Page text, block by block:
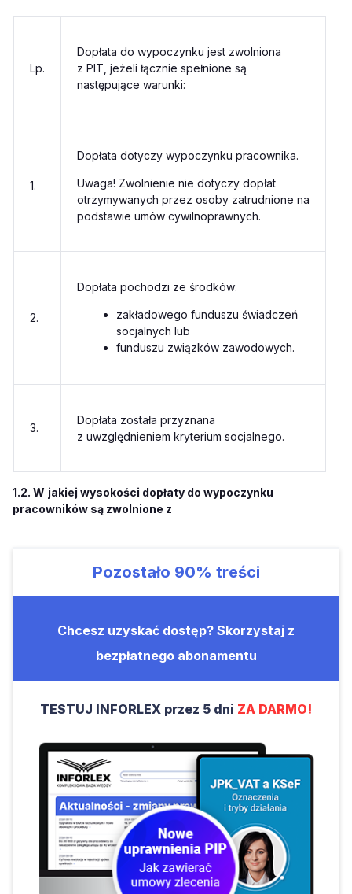
Lp.
Dopłata do wypoczynku jest zwolniona
z PIT, jeżeli łącznie spełnione są
następujące warunki:
1.
Dopłata dotyczy wypoczynku pracownika.
Uwaga! Zwolnienie nie dotyczy dopłat
otrzymywanych przez osoby zatrudnione na
podstawie umów cywilnoprawnych.
2.
Dopłata pochodzi ze środków:
zakładowego funduszu świadczeń
socjalnych lub
funduszu związków zawodowych.
3.
Dopłata została przyznana
z uwzględnieniem kryterium socjalnego.
1.2. W jakiej wysokości dopłaty do wypoczynku
pracowników są zwolnione z
Pozostało 90% treści
Chcesz uzyskać dostęp? Skorzystaj z
bezpłatnego abonamentu
TESTUJ INFORLEX przez 5 dni ZA DARMO!